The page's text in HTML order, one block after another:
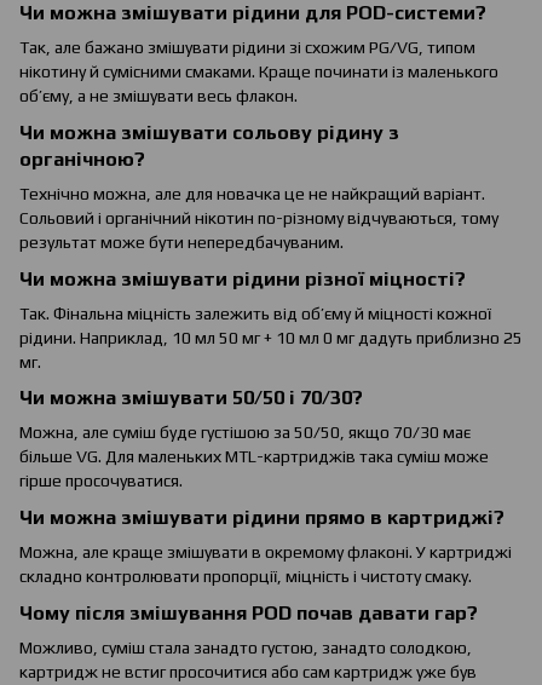
Чи можна змішувати рідини для POD-системи?
Так, але бажано змішувати рідини зі схожим PG/VG, типом
нікотину й сумісними смаками. Краще починати із маленького
об’єму, а не змішувати весь флакон.
Чи можна змішувати сольову рідину з
органічною?
Технічно можна, але для новачка це не найкращий варіант.
Сольовий і органічний нікотин по-різному відчуваються, тому
результат може бути непередбачуваним.
Чи можна змішувати рідини різної міцності?
Так. Фінальна міцність залежить від об’єму й міцності кожної
рідини. Наприклад, 10 мл 50 мг + 10 мл 0 мг дадуть приблизно 25
мг.
Чи можна змішувати 50/50 і 70/30?
Можна, але суміш буде густішою за 50/50, якщо 70/30 має
більше VG. Для маленьких MTL-картриджів така суміш може
гірше просочуватися.
Чи можна змішувати рідини прямо в картриджі?
Можна, але краще змішувати в окремому флаконі. У картриджі
складно контролювати пропорції, міцність і чистоту смаку.
Чому після змішування POD почав давати гар?
Можливо, суміш стала занадто густою, занадто солодкою,
картридж не встиг просочитися або сам картридж уже був